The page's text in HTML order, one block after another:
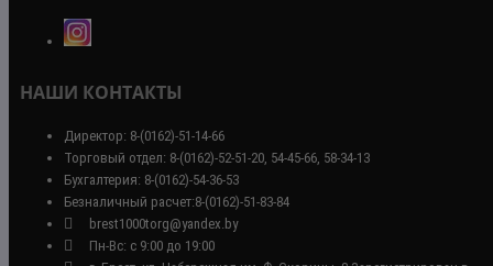
НАШИ КОНТАКТЫ
Директор: 8-(0162)-51-14-66
Торговый отдел: 8-(0162)-52-51-20, 54-45-66, 58-34-13
Бухгалтерия: 8-(0162)-54-36-53
Безналичный расчет:8-(0162)-51-83-84
brest1000torg@yandex.by
Пн-Вс: с 9:00 до 19:00